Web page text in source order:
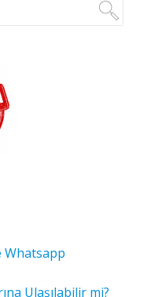
Whatsapp
Ulaşılabilir mi?